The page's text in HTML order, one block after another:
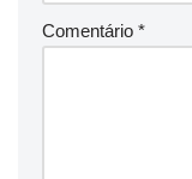
Comentário *